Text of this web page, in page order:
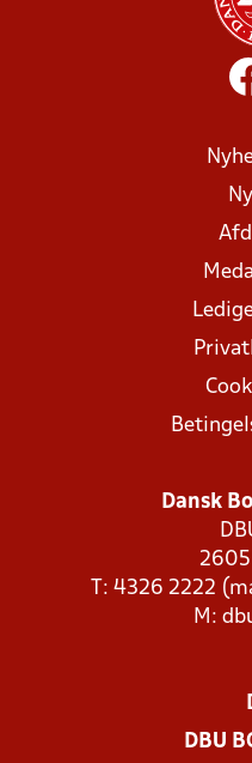
Dansk
T: 4326 2222
M:
DBU